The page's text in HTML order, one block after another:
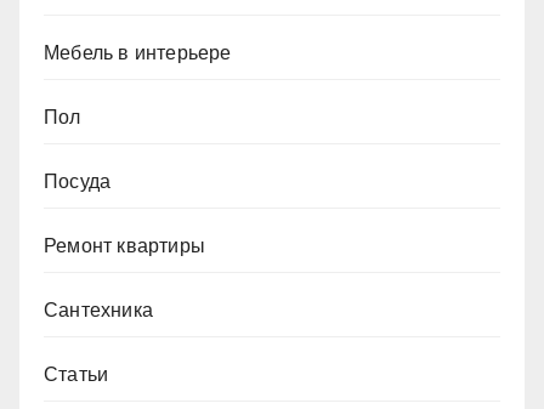
Мебель в интерьере
Пол
Посуда
Ремонт квартиры
Сантехника
Статьи